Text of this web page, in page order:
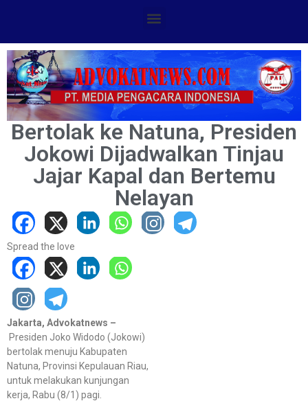
Bertolak ke Natuna, Presiden
Jokowi Dijadwalkan Tinjau
Jajar Kapal dan Bertemu
Nelayan
Spread the love
Jakarta, Advokatnews –
Presiden Joko Widodo (Jokowi)
bertolak menuju Kabupaten
Natuna, Provinsi Kepulauan Riau,
untuk melakukan kunjungan
kerja, Rabu (8/1) pagi.